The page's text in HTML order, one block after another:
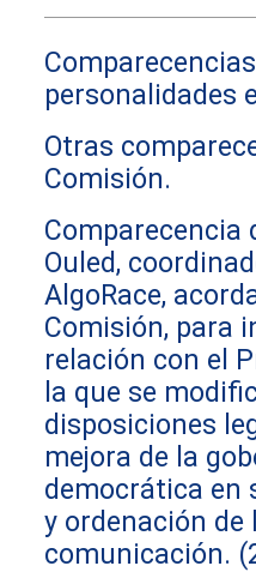
personalidades
Otras
Comisión.
Comparecencia
Ouled,
AlgoRace,
Comisión, para
relación con el
la que se
disposiciones
mejora de la
democrática en
y ordenación de
comunicación.